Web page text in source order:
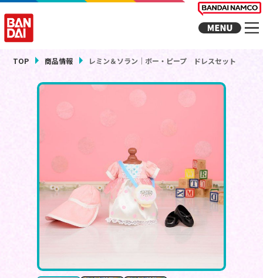
TOP 商品情報 レミン＆ソラン｜ボー・ピープ ドレスセット